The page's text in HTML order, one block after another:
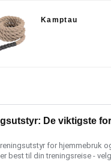
Kamptau
De viktigste
for hjemmebruk
best til din treningsreise - velg